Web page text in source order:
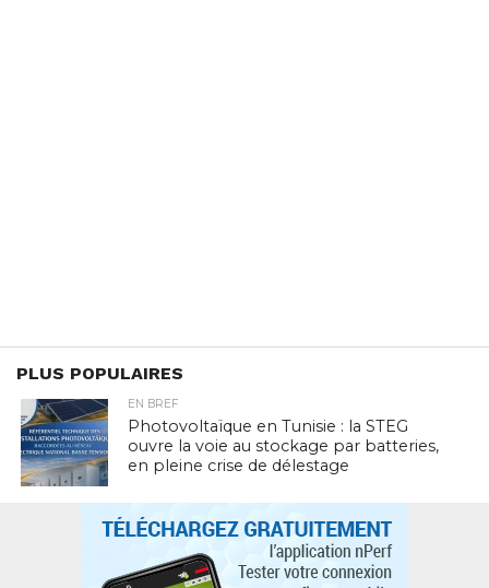
PLUS POPULAIRES
EN BREF
Photovoltaïque en Tunisie : la STEG
ouvre la voie au stockage par batteries,
en pleine crise de délestage